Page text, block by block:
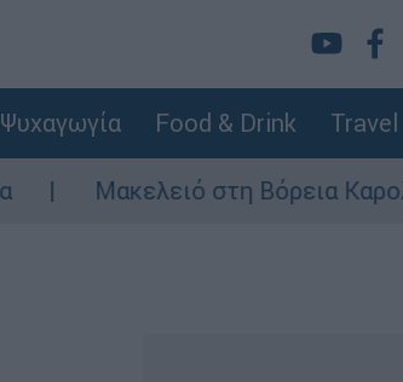
Ψυχαγωγία Food & Drink Travel
Μακελειό στη Βόρεια Καρολίνα